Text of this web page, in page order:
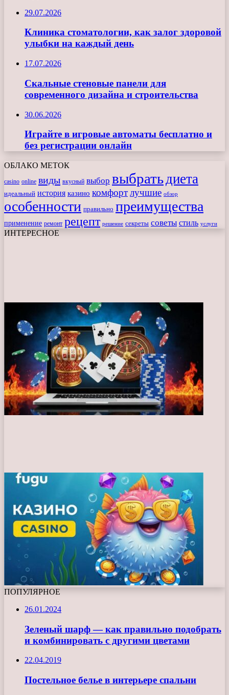
29.07.2026
Клиника стоматологии, как залог здоровой
улыбки на каждый день
17.07.2026
Скальные стеновые панели для
современного дизайна и строительства
30.06.2026
Играйте в игровые автоматы бесплатно и
без регистрации онлайн
ОБЛАКО МЕТОК
casino online виды вкусный выбор выбратьдиета
идеальный история казино комфортлучшие обзор
особенности правильно преимущества
применение ремонт рецепт решение секреты советы стиль услуги
ИНТЕРЕСНОЕ
ПОПУЛЯРНОЕ
26.01.2024
Зеленый шарф — как правильно подобрать
и комбинировать с другими цветами
22.04.2019
Постельное белье в интерьере спальни